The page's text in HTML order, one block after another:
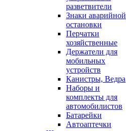
разветвители
Знаки аварийной
остановки
Перчатки
хозяйственные
Держатели для
мобильных
устройств
Канистры, Ведра
Наборы и
комплекты для
автомобилистов
Батарейки
Автоаптечки